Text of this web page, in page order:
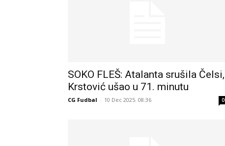
SOKO FLEŠ: Atalanta srušila Čelsi,
Krstović ušao u 71. minutu
CG Fudbal - 10 Dec 2025. 08:36 0